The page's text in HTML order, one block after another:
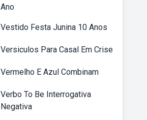
Ano
Vestido Festa Junina 10 Anos
Versiculos Para Casal Em Crise
Vermelho E Azul Combinam
Verbo To Be Interrogativa
Negativa